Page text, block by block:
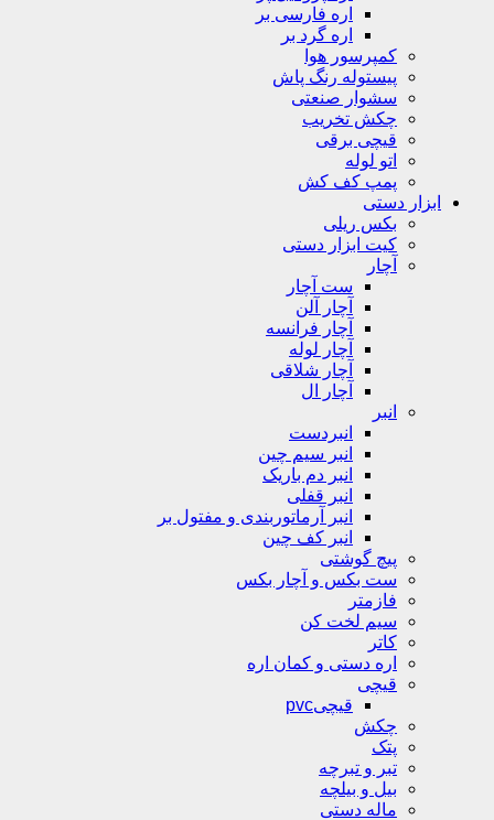
اره فارسی بر
اره گرد بر
کمپرسور هوا
پیستوله رنگ پاش
سشوار صنعتی
چکش تخریب
قیچی برقی
اتو لوله
پمپ کف کش
ابزار دستی
بکس ریلی
کیت ابزار دستی
آچار
ست آچار
آچار آلن
آچار فرانسه
آچار لوله
آچار شلاقی
آچار ال
انبر
انبردست
انبر سیم چین
انبر دم باریک
انبر قفلی
انبر آرماتوربندی و مفتول بر
انبر کف چین
پیچ گوشتی
ست بکس و آچار بکس
فازمتر
سیم لخت کن
کاتر
اره دستی و کمان اره
قیچی
قیچیpvc
چکش
پتک
تبر و تبرچه
بیل و بیلچه
ماله دستی